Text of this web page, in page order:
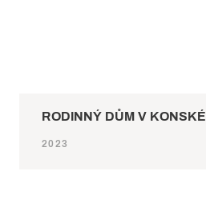
RODINNÝ DŮM V KONSKÉ
2023